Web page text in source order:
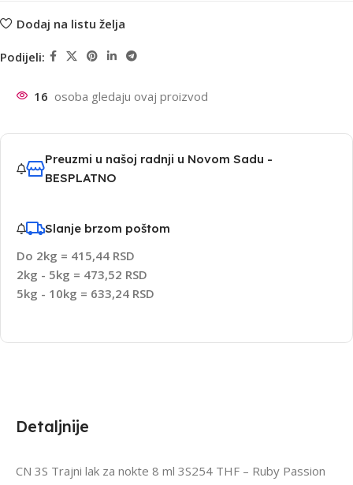
Dodaj na listu želja
Podijeli:
16 osoba gledaju ovaj proizvod
Preuzmi u našoj radnji u Novom Sadu -
BESPLATNO
Slanje brzom poštom
Do 2kg = 415,44 RSD
2kg - 5kg = 473,52 RSD
5kg - 10kg = 633,24 RSD
Detaljnije
CN 3S Trajni lak za nokte 8 ml 3S254 THF – Ruby Passion